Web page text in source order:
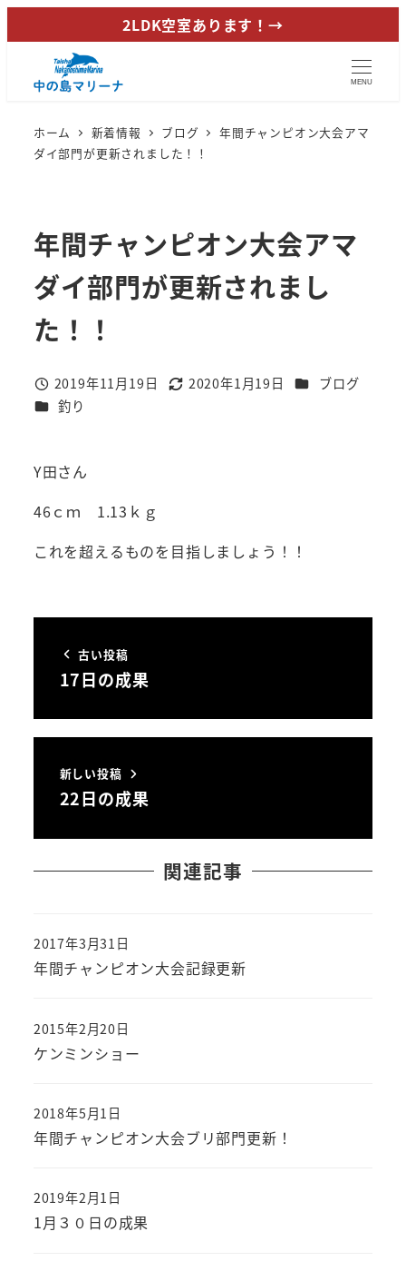
イ
2LDK空室あります！→
MENU
ホーム 新着情報 ブログ
年間チャンピオン大会アマ
ダイ部門が更新されました！！
年間チャンピオン大会アマ
ダイ部門が更新されまし
た！！
投稿日
2019年11月19日
更新日
2020年1月19日 カテゴリー
ブログ
カテゴリー
釣り
Y田さん
46ｃｍ 1.13ｋｇ
これを超えるものを目指しましょう！！
古い投稿
17日の成果
新しい投稿
22日の成果
関連記事
年間チャンピオン大会記録更新
投稿日
2017年3月31日
ケンミンショー
投稿日
2015年2月20日
年間チャンピオン大会ブリ部門更新！
投稿日
2018年5月1日
1月３０日の成果
投稿日
2019年2月1日